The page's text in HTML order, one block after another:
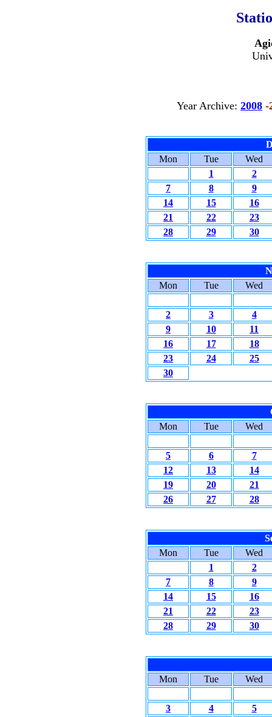
Year Archive: 2008 -
Mon
Tue
Wed
1
2
7
8
9
14
15
16
21
22
23
28
29 30
Mon
Tue Wed
2 3
4
9
10
11
16
17
18
23
24
25
30
Mon
Tue Wed
5 6
7
12
13
14
19
20
21
26
27 28
Mon
Tue
Wed
1
2
7
8
9
14
15
16
21
22
23
28
29 30
Mon
Tue Wed
3 4
5